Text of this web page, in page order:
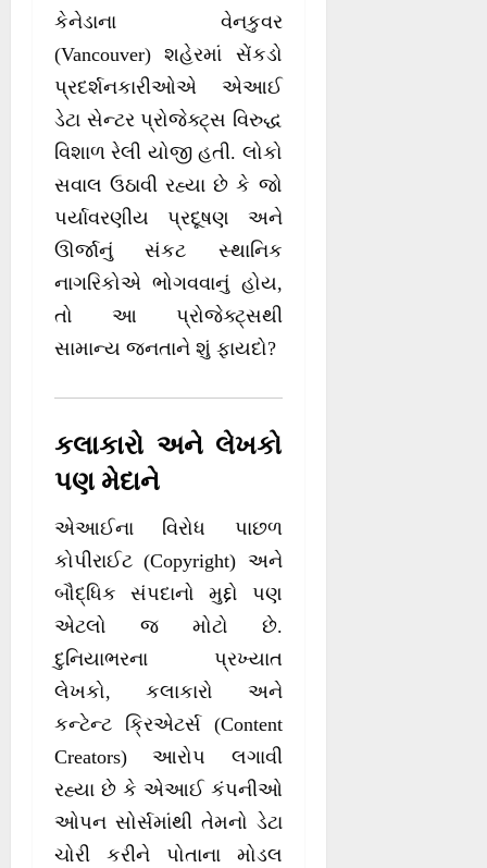
કેનેડાના વેનકુવર
(Vancouver) શહેરમાં સેંકડો
પ્રદર્શનકારીઓએ એઆઈ
ડેટા સેન્ટર પ્રોજેક્ટ્સ વિરુદ્ધ
વિશાળ રેલી યોજી હતી. લોકો
સવાલ ઉઠાવી રહ્યા છે કે જો
પર્યાવરણીય પ્રદૂષણ અને
ઊર્જાનું સંકટ સ્થાનિક
નાગરિકોએ ભોગવવાનું હોય,
તો આ પ્રોજેક્ટ્સથી
સામાન્ય જનતાને શું ફાયદો?
કલાકારો અને લેખકો
પણ મેદાને
એઆઈના વિરોધ પાછળ
કોપીરાઈટ (Copyright) અને
બૌદ્ધિક સંપદાનો મુદ્દો પણ
એટલો જ મોટો છે.
દુનિયાભરના પ્રખ્યાત
લેખકો, કલાકારો અને
કન્ટેન્ટ ક્રિએટર્સ (Content
Creators) આરોપ લગાવી
રહ્યા છે કે એઆઈ કંપનીઓ
ઓપન સોર્સમાંથી તેમનો ડેટા
ચોરી કરીને પોતાના મોડલ